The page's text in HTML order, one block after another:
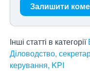
Залишити
Інші статті в категорії
Діловодство,
керування, KPI